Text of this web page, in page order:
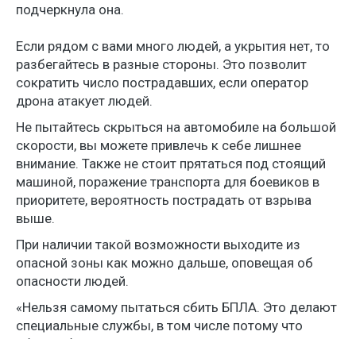
подчеркнула она.
Если рядом с вами много людей, а укрытия нет, то
разбегайтесь в разные стороны. Это позволит
сократить число пострадавших, если оператор
дрона атакует людей.
Не пытайтесь скрыться на автомобиле на большой
скорости, вы можете привлечь к себе лишнее
внимание. Также не стоит прятаться под стоящий
машиной, поражение транспорта для боевиков в
приоритете, вероятность пострадать от взрыва
выше.
При наличии такой возможности выходите из
опасной зоны как можно дальше, оповещая об
опасности людей.
«Нельзя самому пытаться сбить БПЛА. Это делают
специальные службы, в том числе потому что